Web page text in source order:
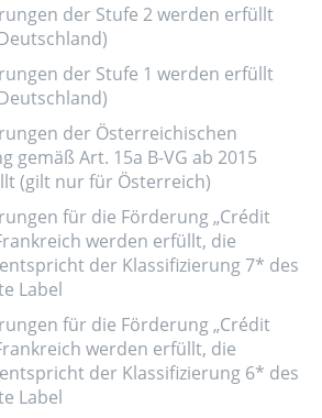
der Stufe 2 werden erfüllt
der Stufe 1 werden erfüllt
der Österreichischen
gemäß Art. 15a B-VG ab 2015
(gilt nur für Österreich)
für die Förderung „Crédit
werden erfüllt, die
der Klassifizierung 7* des
Label
für die Förderung „Crédit
werden erfüllt, die
der Klassifizierung 6* des
Label